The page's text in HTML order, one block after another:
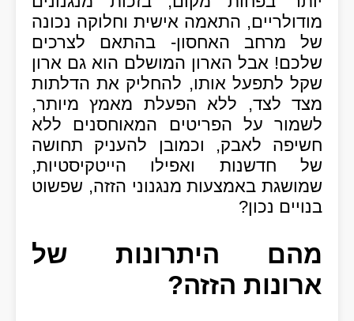
מודולריים, התאמה אישית וחלוקה נכונה
של מרחב האחסון- בהתאם לצרכים
שלכם! אבל הארון המושלם הוא גם ארון
שקל לתפעל אותו, להחליק את הדלתות
מצד לצד, ללא הפעלת מאמץ מיותר,
לשמור על הפריטים המאוחסנים ללא
חשיפה לאבק, וכמובן להעניק תחושה
של חדשנות ואפילו הייטקיסטיות,
שמושגת באמצעות מנגנוני הזזה, שפשוט
בנויים נכון?
מהם היתרונות של
ארונות הזזה?